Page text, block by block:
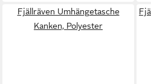
Fjällräven Umhängetasche
Kanken, Polyester